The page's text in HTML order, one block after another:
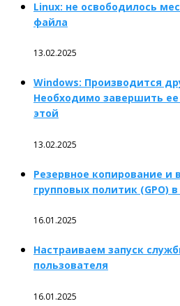
Linux: не освободилось
файла
13.02.2025
Windows: Производится
Необходимо завершить
этой
13.02.2025
Резервное копирование и
групповых политик (GPO)
16.01.2025
Настраиваем запуск
пользователя
16.01.2025